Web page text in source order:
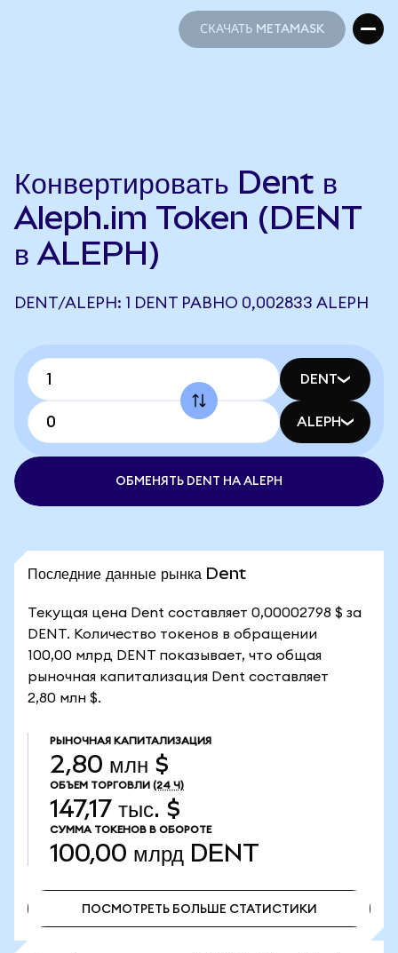
СКАЧАТЬ METAMASK
Конвертировать Dent в
Aleph.im Token (DENT
в ALEPH)
DENT/ALEPH: 1 DENT РАВНО 0,002833 ALEPH
DENT
ALEPH
ОБМЕНЯТЬ DENT НА ALEPH
Последние данные рынка Dent
Текущая цена Dent составляет 0,00002798 $ за
DENT. Количество токенов в обращении
100,00 млрд DENT показывает, что общая
рыночная капитализация Dent составляет
2,80 млн $.
РЫНОЧНАЯ КАПИТАЛИЗАЦИЯ
2,80 млн $
ОБЪЕМ ТОРГОВЛИ (24 Ч)
147,17 тыс. $
СУММА ТОКЕНОВ В ОБОРОТЕ
100,00 млрд DENT
ПОСМОТРЕТЬ БОЛЬШЕ СТАТИСТИКИ